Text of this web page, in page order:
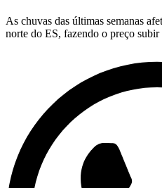
As chuvas das últimas semanas
norte do ES, fazendo o preço subir